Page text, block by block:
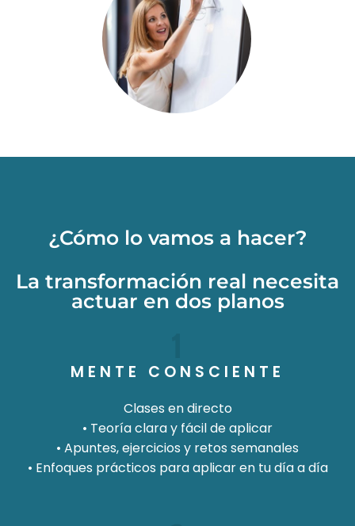
¿Cómo lo vamos a hacer?
La transformación real necesita
actuar en dos planos
MENTE CONSCIENTE
Clases en directo
• Teoría clara y fácil de aplicar
• Apuntes, ejercicios y retos semanales
• Enfoques prácticos para aplicar en tu día a día